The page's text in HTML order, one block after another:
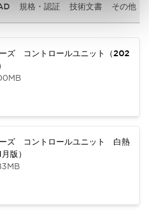
規格・認証 技術文書 その他
ズ コントロールユニット（202
ズ コントロールユニット 白熱
版）